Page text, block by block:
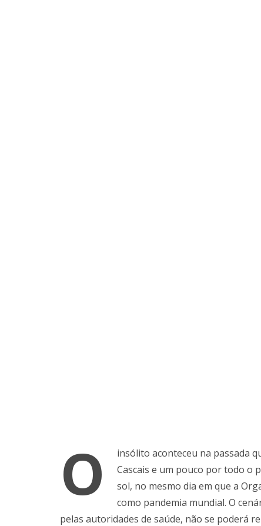
O
insólito aconteceu na passada
Cascais e um pouco por todo o
sol, no mesmo dia em que a
como pandemia mundial. O
pelas autoridades de saúde, não se poderá